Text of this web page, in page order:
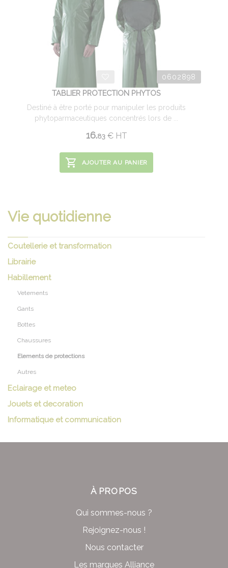
0602898
TABLIER PROTECTION PHYTOS
Destiné à être porté pour manipuler les produits
phytoparmaceutiques concentrés lors de ...
16.83 €HT
AJOUTER AU PANIER
Vie quotidienne
Coutellerie et transformation
Librairie
Habillement
Vetements
Gants
Bottes
Chaussures
Elements de protections
Autres
Eclairage et meteo
Jouets et decoration
Informatique et communication
À PROPOS
Qui sommes-nous ?
Rejoignez-nous !
Nous contacter
Les marques Alliance